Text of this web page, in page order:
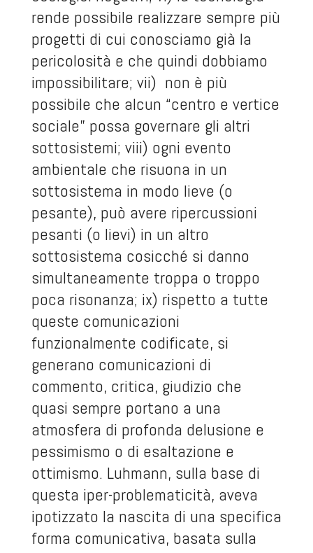
rende possibile realizzare sempre più
progetti di cui conosciamo già la
pericolosità e che quindi dobbiamo
impossibilitare; vii) non è più
possibile che alcun “centro e vertice
sociale” possa governare gli altri
sottosistemi; viii) ogni evento
ambientale che risuona in un
sottosistema in modo lieve (o
pesante), può avere ripercussioni
pesanti (o lievi) in un altro
sottosistema cosicché si danno
simultaneamente troppa o troppo
poca risonanza; ix) rispetto a tutte
queste comunicazioni
funzionalmente codificate, si
generano comunicazioni di
commento, critica, giudizio che
quasi sempre portano a una
atmosfera di profonda delusione e
pessimismo o di esaltazione e
ottimismo. Luhmann, sulla base di
questa iper-problematicità, aveva
ipotizzato la nascita di una specifica
forma comunicativa, basata sulla